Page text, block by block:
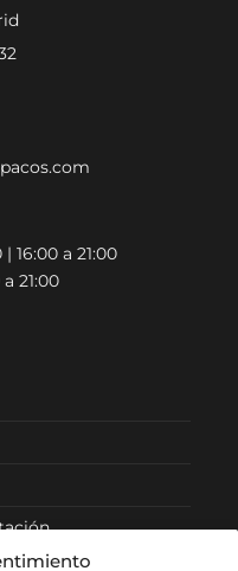
16:00 a 21:00
21:00